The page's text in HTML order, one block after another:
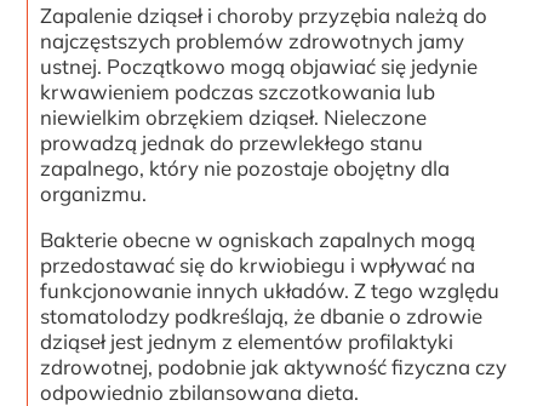
Zapalenie dziąseł i choroby przyzębia należą do
najczęstszych problemów zdrowotnych jamy
ustnej. Początkowo mogą objawiać się jedynie
krwawieniem podczas szczotkowania lub
niewielkim obrzękiem dziąseł. Nieleczone
prowadzą jednak do przewlekłego stanu
zapalnego, który nie pozostaje obojętny dla
organizmu.
Bakterie obecne w ogniskach zapalnych mogą
przedostawać się do krwiobiegu i wpływać na
funkcjonowanie innych układów. Z tego względu
stomatolodzy podkreślają, że dbanie o zdrowie
dziąseł jest jednym z elementów profilaktyki
zdrowotnej, podobnie jak aktywność fizyczna czy
odpowiednio zbilansowana dieta.